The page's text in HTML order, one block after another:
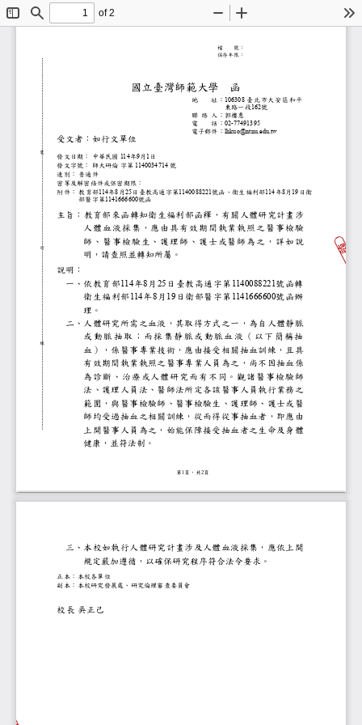
ToggleFind
of 2
Zoom
主旨：
一、
二、
說明：
國立臺灣師範大學
函
地 址：106308臺北市大安區和平
東路一段
162號
聯 絡 人：郭樓惠
電
話：02-77491395
電子郵件：lhkuo@ntnu.edu.tw
受文者：如行文單位
發文日期：
中華民國
114年9月 1 日
發文字號：
師大研倫
字第1140034714
號
速別：普通件
密等及解密條件或保密期限：
附件：教育部
114年8 月 25日臺教高通字第
1140088221號函、衛生福利部
114年8 月 19日衛
部醫字第
1141666600號函
教育部來函轉知衛生福利部函釋，有關人體
人體血液採集，應由具有效期間執業執照
師、醫事檢驗生、護理師、護士或醫師為
明，請查照並轉知所屬。
依教育部
114
年8 月 25日臺教高通字第
1140088221
號函轉
衛生福利部
114年8 月 19日衛部醫字第1141666600
號函辦
理。
人體研究所需之血液，其取得方式之一，為
或 動 脈 抽 取 ； 而 採 集 靜 脈 或 動 脈 血 液 （
血），係醫事專業技術，應由接受相關抽血
有效期間執業執照之醫事專業人員為之，尚
為診斷、治療或人體研究而有不同。觀諸
法、護理人員法、醫師法所定各該醫事人員
範圍，與醫事檢驗師、醫事檢驗生、護理師
師均受過抽血之相關訓練，從而得從事抽血
上開醫事人員為之，始能保障接受抽血者之
健康，並符法制。
裝
訂
線
檔
號：
保存年限：
第 頁，共
2頁
三、本校如執行人體研究計畫涉及人體血液採
規定嚴加遵循，以確保研究程序符合法令要
正本：本校各單位
副本：本校研究發展處、研究倫理審查委員會
校長吳正己